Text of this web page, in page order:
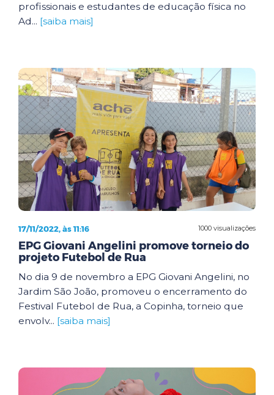
profissionais e estudantes de educação física no
Ad... [saiba mais]
1000 visualizações
17/11/2022, às 11:16
EPG Giovani Angelini promove torneio do
projeto Futebol de Rua
No dia 9 de novembro a EPG Giovani Angelini, no
Jardim São João, promoveu o encerramento do
Festival Futebol de Rua, a Copinha, torneio que
envolv... [saiba mais]